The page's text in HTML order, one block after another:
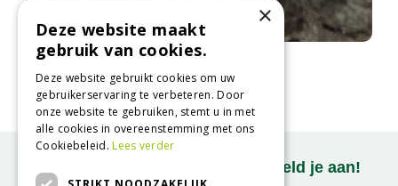
Langbladige steenbreek
Saxifraga longifolia
Onze nieuwsbrief ontvangen? Meld je aan!
×
Deze website maakt
gebruik van cookies.
Deze website gebruikt cookies om uw
gebruikerservaring te verbeteren. Door
onze website te gebruiken, stemt u in met
alle cookies in overeenstemming met ons
Cookiebeleid.Lees verder